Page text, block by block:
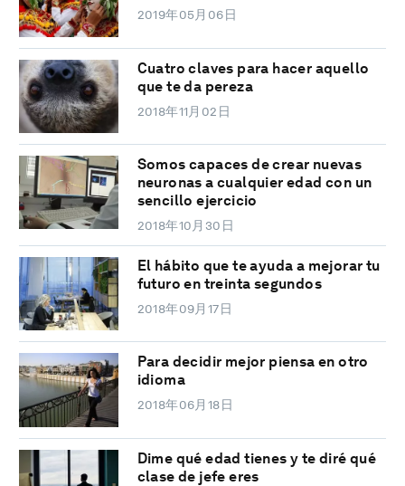
2019年05月06日
Cuatro claves para hacer aquello
que te da pereza
2018年11月02日
Somos capaces de crear nuevas
neuronas a cualquier edad con un
sencillo ejercicio
2018年10月30日
El hábito que te ayuda a mejorar tu
futuro en treinta segundos
2018年09月17日
Para decidir mejor piensa en otro
idioma
2018年06月18日
Dime qué edad tienes y te diré qué
clase de jefe eres